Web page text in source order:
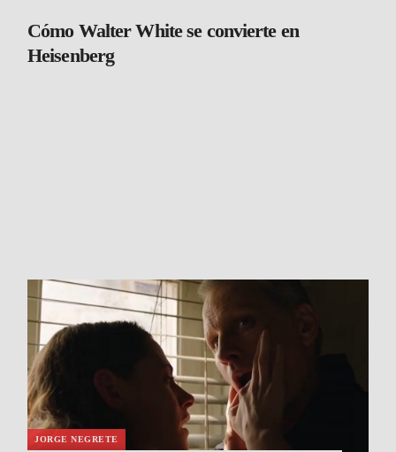
Cómo Walter White se convierte en
Heisenberg
JORGE NEGRETE